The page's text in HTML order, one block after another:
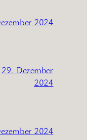
2024
29. Dezember
2024
2024